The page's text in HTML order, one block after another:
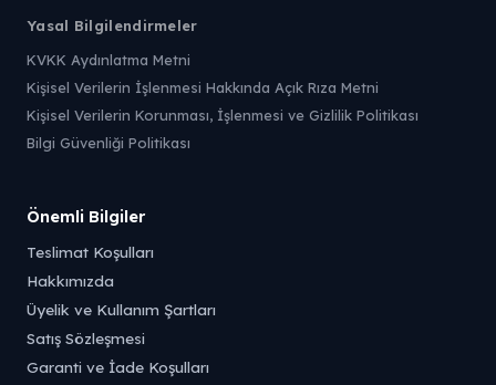
Yasal Bilgilendirmeler
KVKK Aydınlatma Metni
Kişisel Verilerin İşlenmesi Hakkında Açık Rıza Metni
Kişisel Verilerin Korunması, İşlenmesi ve Gizlilik Politikası
Bilgi Güvenliği Politikası
Önemli Bilgiler
Teslimat Koşulları
Hakkımızda
Üyelik ve Kullanım Şartları
Satış Sözleşmesi
Garanti ve İade Koşulları